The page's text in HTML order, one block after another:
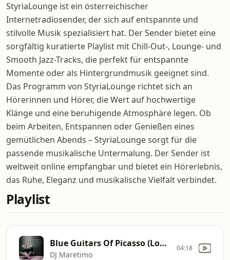
StyriaLounge ist ein österreichischer
Internetradiosender, der sich auf entspannte und
stilvolle Musik spezialisiert hat. Der Sender bietet eine
sorgfältig kuratierte Playlist mit Chill-Out-, Lounge- und
Smooth Jazz-Tracks, die perfekt für entspannte
Momente oder als Hintergrundmusik geeignet sind.
Das Programm von StyriaLounge richtet sich an
Hörerinnen und Hörer, die Wert auf hochwertige
Klänge und eine beruhigende Atmosphäre legen. Ob
beim Arbeiten, Entspannen oder Genießen eines
gemütlichen Abends – StyriaLounge sorgt für die
passende musikalische Untermalung. Der Sender ist
weltweit online empfangbar und bietet ein Hörerlebnis,
das Ruhe, Eleganz und musikalische Vielfalt verbindet.
Playlist
Blue Guitars Of Picasso (Lonely Beach Cut)
DJ Maretimo
04:18